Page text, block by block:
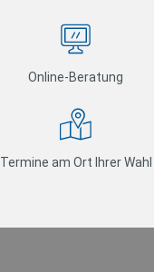
Online-Beratung
Termine am Ort Ihrer Wahl